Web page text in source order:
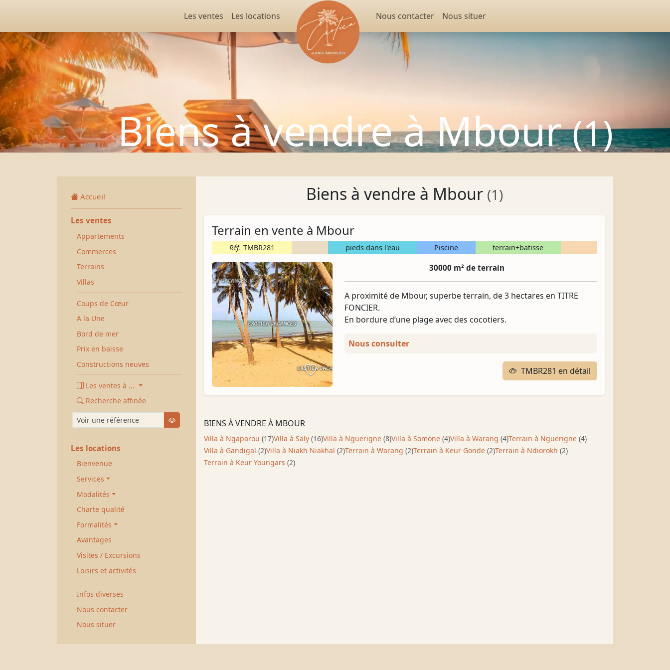
Les ventes Les locations Nous contacter Nous situer
Biens à vendre à Mbour(1)
Accueil
Les ventes
Appartements
Commerces
Terrains
Villas
Coups de Cœur
A la Une
Bord de mer
Prix en baisse
Constructions neuves
Les ventes à ...
Recherche affinée
Voir une référence Chercher
Les locations
Bienvenue
Services
Modalités
Charte qualité
Formalités
Avantages
Visites / Excursions
Loisirs et activités
Infos diverses
Nous contacter
Nous situer
Biens à vendre à Mbour (1)
Terrain en vente à Mbour
Réf. TMBR281 pieds dans l'eau Piscine terrain+batisse
30000 m² de terrain
A proximité de Mbour, superbe terrain, de 3 hectares en TITRE
FONCIER.
En bordure d’une plage avec des cocotiers.
Nous consulter
TMBR281 en détail
BIENS À VENDRE À MBOUR
Villa à Ngaparou (17)Villa à Saly (16)Villa à Nguerigne (8)Villa à Somone (4)Villa à Warang (4)Terrain à Nguerigne (4)
Villa à Gandigal (2)Villa à Niakh Niakhal (2)Terrain à Warang (2)Terrain à Keur Gonde (2)Terrain à Ndiorokh (2)
Terrain à Keur Youngars (2)